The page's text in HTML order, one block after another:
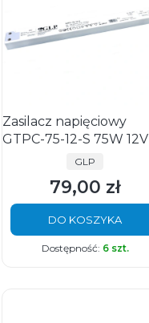
Zasilacz napięciowy
GTPC-75-12-S 75W 12V
PRODUCENT
GLP
Cena
79,00 zł
DO KOSZYKA
Dostępność: 6 szt.